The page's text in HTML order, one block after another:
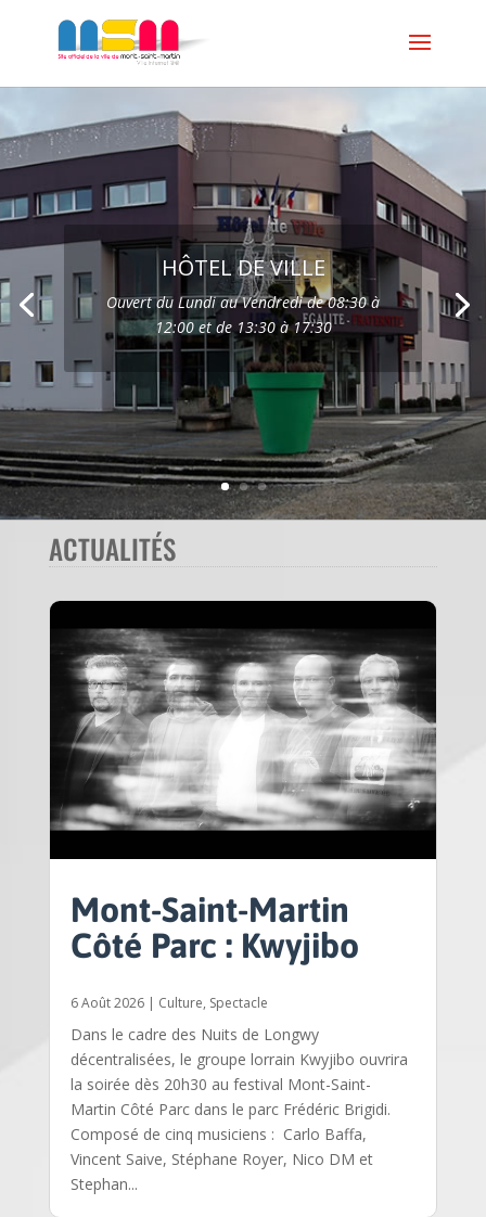
HÔTEL DE VILLE
Ouvert du Lundi au Vendredi de 08:30 à
12:00 et de 13:30 à 17:30
ACTUALITÉS
Mont-Saint-Martin
Côté Parc : Kwyjibo
6 Août 2026| Culture, Spectacle
Dans le cadre des Nuits de Longwy
décentralisées, le groupe lorrain Kwyjibo ouvrira
la soirée dès 20h30 au festival Mont-Saint-
Martin Côté Parc dans le parc Frédéric Brigidi.
Composé de cinq musiciens : Carlo Baffa,
Vincent Saive, Stéphane Royer, Nico DM et
Stephan...